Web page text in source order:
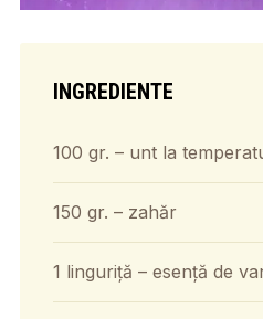
INGREDIENTE
100 gr. – unt la
150 gr. – zahăr
1 linguriță – esență de